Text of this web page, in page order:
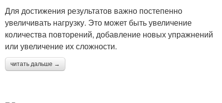
Для достижения результатов важно постепенно
увеличивать нагрузку. Это может быть увеличение
количества повторений, добавление новых упражнений
или увеличение их сложности.
читать дальше →